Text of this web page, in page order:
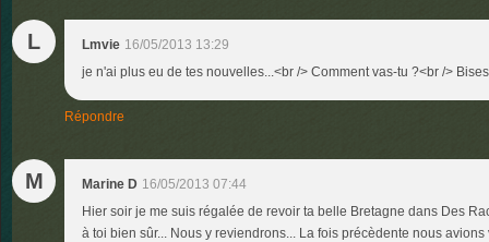
L Lmvie 16/05/2013 13:29
je n'ai plus eu de tes nouvelles...<br /> Comment vas-tu ?<br /> Bises
Répondre
M Marine D 16/05/2013 07:44
Hier soir je me suis régalée de revoir ta belle Bretagne dans Des
à toi bien sûr... Nous y reviendrons... La fois précèdente nous